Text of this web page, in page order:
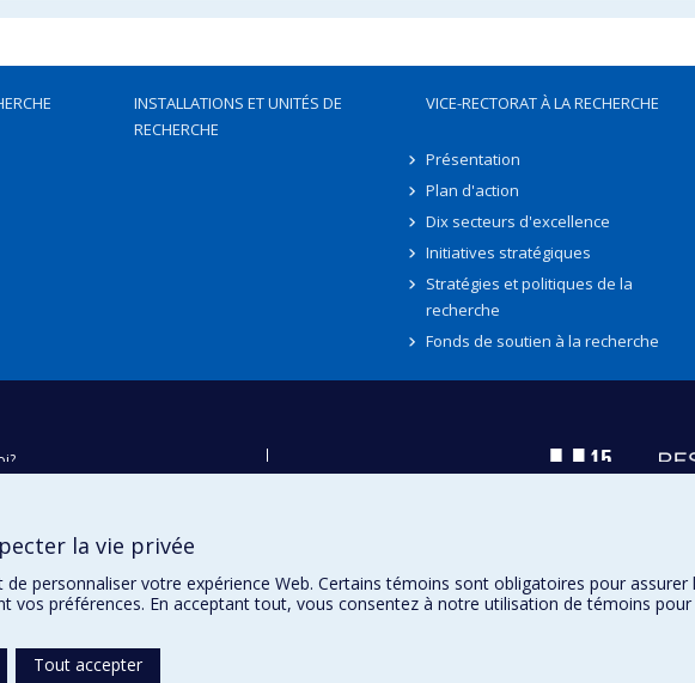
INSTALLATIONS ET UNITÉS DE
RECHERCHE
VICE-RECTORAT À LA RECHERCHE
Présentation
Plan d'action
Dix secteurs d'excellence
Initiatives stratégiques
Stratégies et politiques de la
recherche
Fonds de soutien à la recherche
la vie privée
de personnaliser votre expérience Web. Certains témoins sont obligatoires pour
vos préférences. En acceptant tout, vous consentez à notre utilisation de témoins
Tout accepter